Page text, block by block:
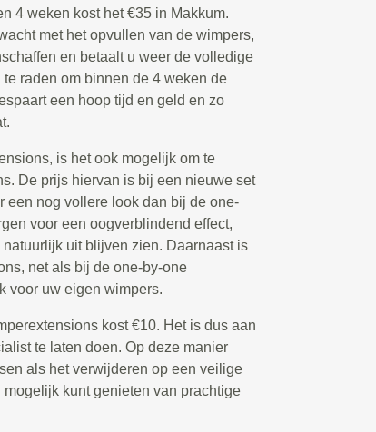
4 weken kost het €35 in Makkum.
met het opvullen van de wimpers,
en betaalt u weer de volledige
raden om binnen de 4 weken de
een hoop tijd en geld en zo
is het ook mogelijk om te
De prijs hiervan is bij een nieuwe set
een nog vollere look dan bij de one-
voor een oogverblindend effect,
uit blijven zien. Daarnaast is
net als bij de one-by-one
voor uw eigen wimpers.
kost €10. Het is dus aan
te laten doen. Op deze manier
als het verwijderen op een veilige
kunt genieten van prachtige